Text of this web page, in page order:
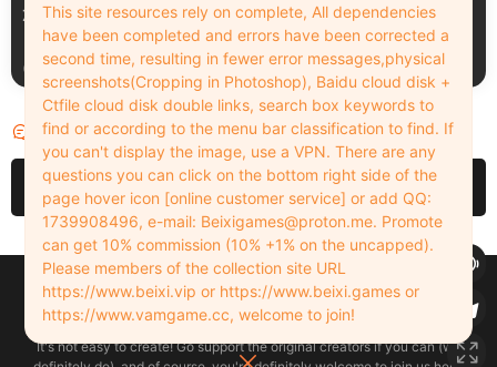
Zane
1天前
Xiaoyu
3天前
评论 0
请先登录
Copyleft © 2022-2026 beixi.vip - All Rights Freedom！
创作不易！有能力的同学可以去支持一下原创作者（我们绝对支持），当然
了，您加入这里我们也绝对欢迎！
It's not easy to create! Go support the original creators if you can (we
This site resources rely on complete, All dependencies
have been completed and errors have been corrected a
second time, resulting in fewer error messages,physical
screenshots(Cropping in Photoshop), Baidu cloud disk +
Ctfile cloud disk double links, search box keywords to
find or according to the menu bar classification to find. If
you can't display the image, use a VPN. There are any
questions you can click on the bottom right side of the
page hover icon [online customer service] or add QQ:
1739908496, e-mail: Beixigames@proton.me. Promote
can get 10% commission (10% +1% on the uncapped).
Please members of the collection site URL
https://www.beixi.vip or https://www.beixi.games or
https://www.vamgame.cc, welcome to join!